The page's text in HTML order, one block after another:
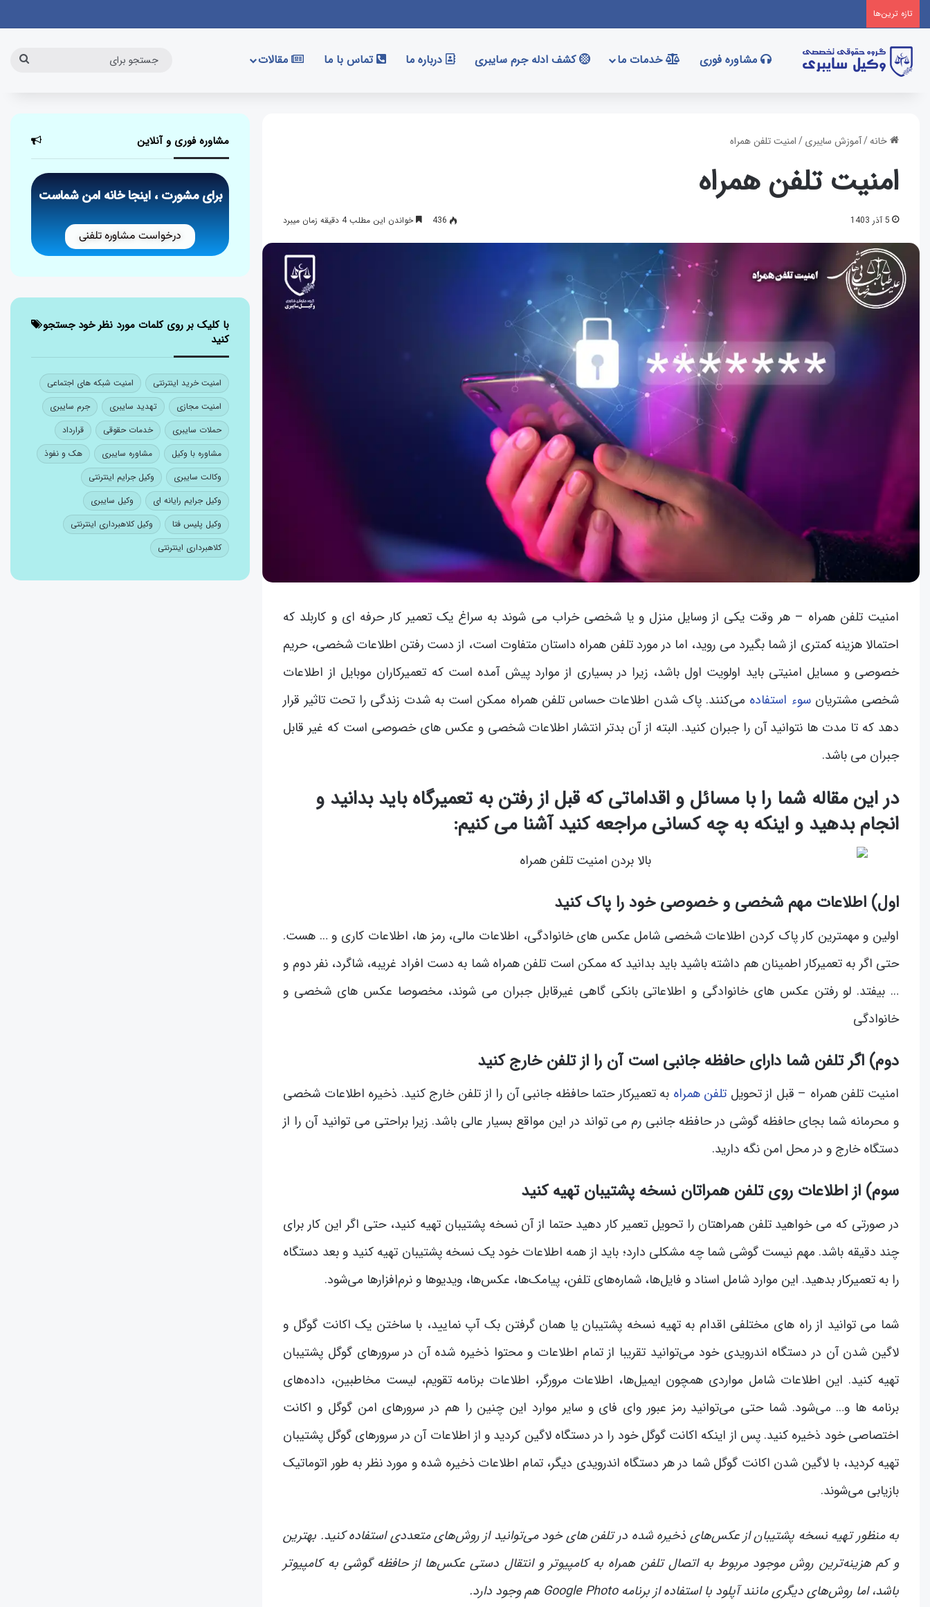
تازه‌ ترین‌ها
مشاوره فوری خدمات ما کشف ادله جرم سایبری درباره ما تماس با ما مقالات
خانه/آموزش سایبری/امنیت تلفن همراه
امنیت تلفن همراه
5 آذر 1403 436 خواندن این مطلب 4 دقیقه زمان میبرد
امنیت تلفن همراه – هر وقت یکی از وسایل منزل و یا شخصی خراب می شوند به سراغ یک تعمیر کار حرفه ای و کاربلد که
احتمالا هزینه کمتری از شما بگیرد می روید، اما در مورد تلفن همراه داستان متفاوت است، از دست رفتن اطلاعات شخصی، حریم
خصوصی و مسایل امنیتی باید اولویت اول باشد، زیرا در بسیاری از موارد پیش آمده است که تعمیرکاران موبایل از اطلاعات
شخصی مشتریانسوء استفاده می‌کنند. پاک شدن اطلاعات حساس تلفن همراه ممکن است به شدت زندگی را تحت تاثیر قرار
دهد که تا مدت ها نتوانید آن را جبران کنید. البته از آن بدتر انتشار اطلاعات شخصی و عکس های خصوصی است که غیر قابل
جبران می باشد.
در این مقاله شما را با مسائل و اقداماتی که قبل از رفتن به تعمیرگاه باید بدانید و
انجام بدهید و اینکه به چه کسانی مراجعه کنید آشنا می کنیم:
اول) اطلاعات مهم شخصی و خصوصی خود را پاک کنید
اولین و مهمترین کار پاک کردن اطلاعات شخصی شامل عکس های خانوادگی، اطلاعات مالی، رمز ها، اطلاعات کاری و … هست.
حتی اگر به تعمیرکار اطمینان هم داشته باشید باید بدانید که ممکن است تلفن همراه شما به دست افراد غریبه، شاگرد، نفر دوم و
… بیفتد. لو رفتن عکس های خانوادگی و اطلاعاتی بانکی گاهی غیرقابل جبران می شوند، مخصوصا عکس های شخصی و
خانوادگی
دوم) اگر تلفن شما دارای حافظه جانبی است آن را از تلفن خارج کنید
امنیت تلفن همراه – قبل از تحویل تلفن همراه به تعمیرکار حتما حافظه جانبی آن را از تلفن خارج کنید. ذخیره اطلاعات شخصی
و محرمانه‌ شما بجای حافظه گوشی در حافظه جانبی رم می تواند در این مواقع بسیار عالی باشد. زیرا براحتی می توانید آن را از
دستگاه خارج و در محل امن نگه دارید.
سوم) از اطلاعات روی تلفن همراتان نسخه پشتیبان تهیه کنید
در صورتی که می خواهید تلفن همراهتان را تحویل تعمیر کار دهید حتما از آن نسخه پشتیبان تهیه کنید، حتی اگر این کار برای
چند دقیقه باشد. مهم نیست گوشی شما چه مشکلی دارد؛ باید از همه اطلاعات خود یک نسخه پشتیبان تهیه کنید و بعد دستگاه
را به تعمیرکار بدهید. این موارد شامل اسناد و فایل‌ها، شماره‌های تلفن، پیامک‌ها، عکس‌ها، ویدیوها و نرم‌افزارها می‌شود.
شما می توانید از راه های مختلفی اقدام به تهیه نسخه پشتیبان یا همان گرفتن بک آپ نمایید، با ساختن یک اکانت گوگل و
لاگین شدن آن در دستگاه اندرویدی خود می‌توانید تقریبا از تمام اطلاعات و محتوا ذخیره شده آن در سرورهای گوگل پشتیبان
تهیه کنید. این اطلاعات شامل مواردی همچون ایمیل‌ها، اطلاعات مرورگر، اطلاعات برنامه تقویم، لیست مخاطبین، داده‌های
برنامه ها و… می‌شود. شما حتی می‌توانید رمز عبور وای فای و سایر موارد این چنین را هم در سرورهای امن گوگل و اکانت
اختصاصی خود ذخیره کنید. پس از اینکه اکانت گوگل خود را در دستگاه لاگین کردید و از اطلاعات آن در سرورهای گوگل پشتیبان
تهیه کردید، با لاگین شدن اکانت گوگل شما در هر دستگاه اندرویدی دیگر، تمام اطلاعات ذخیره شده و مورد نظر به طور اتوماتیک
بازیابی می‌شوند.
به منظور تهیه نسخه پشتیبان از عکس‌های ذخیره شده در تلفن های خود می‌توانید از روش‌های متعددی استفاده کنید. بهترین
و کم هزینه‌ترین روش موجود مربوط به اتصال تلفن همراه به کامپیوتر و انتقال دستی عکس‌ها از حافظه گوشی به کامپیوتر
باشد، اما روش‌های دیگری مانند آپلود با استفاده از برنامه Google Photo هم وجود دارد.
مشاوره فوری و آنلاین
برای مشورت ، اینجا خانه امن شماست
درخواست مشاوره تلفنی
با کلیک بر روی کلمات مورد نظر خود جستجو
کنید
امنیت خرید اینترنتی
امنیت شبکه های اجتماعی
امنیت مجازی
تهدید سایبری
جرم سایبری
حملات سایبری
خدمات حقوقی
قرارداد
مشاوره با وکیل
مشاوره سایبری
هک و نفوذ
وکالت سایبری
وکیل جرایم اینترنتی
وکیل جرایم رایانه ای
وکیل سایبری
وکیل پلیس فتا
وکیل کلاهبرداری اینترنتی
کلاهبرداری اینترنتی